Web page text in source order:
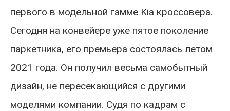
первого в модельной гамме Kia кроссовера.
Сегодня на конвейере уже пятое поколение
паркетника, его премьера состоялась летом
2021 года. Он получил весьма самобытный
дизайн, не пересекающийся с другими
моделями компании. Судя по кадрам с